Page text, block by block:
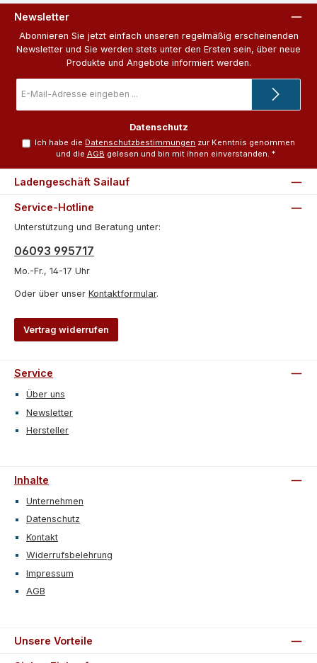
Newsletter
Abonnieren Sie jetzt einfach unseren regelmäßig erscheinenden
Newsletter und Sie werden stets unter den Ersten sein, über neue
Produkte und Angebote informiert werden.
Mail-
Datenschutz
Ich habe die Datenschutzbestimmungen zur Kenntnis genommen
und die AGB gelesen und bin mit ihnen einverstanden. *
Service-Hotline
Unterstützung und Beratung unter:
06093 995717
Mo.-Fr., 14-17 Uhr
Oder über unser Kontaktformular.
Vertrag widerrufen
Ladengeschäft Sailauf
Service
Über uns
Newsletter
Hersteller
Inhalte
Unternehmen
Datenschutz
Kontakt
Widerrufsbelehrung
Impressum
AGB
Unsere Vorteile